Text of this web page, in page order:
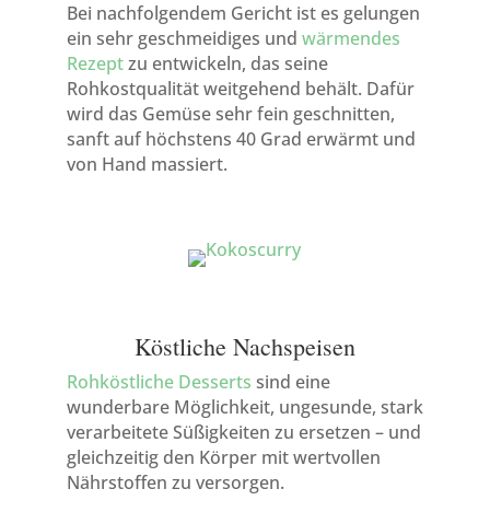
Bei nachfolgendem Gericht ist es gelungen
ein sehr geschmeidiges und wärmendes
Rezeptzu entwickeln, das seine
Rohkostqualität weitgehend behält. Dafür
wird das Gemüse sehr fein geschnitten,
sanft auf höchstens 40 Grad erwärmt und
von Hand massiert.
Köstliche Nachspeisen
Rohköstliche Desserts sind eine
wunderbare Möglichkeit, ungesunde, stark
verarbeitete Süßigkeiten zu ersetzen – und
gleichzeitig den Körper mit wertvollen
Nährstoffen zu versorgen.